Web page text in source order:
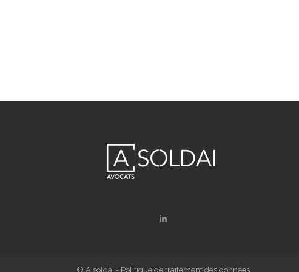
© A soldai - Politique de traitement des données